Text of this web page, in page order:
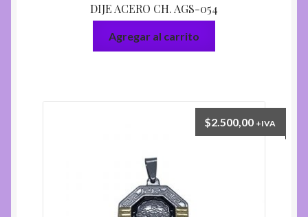
DIJE ACERO CH. AGS-054
Agregar al carrito
$2.500,00 +IVA